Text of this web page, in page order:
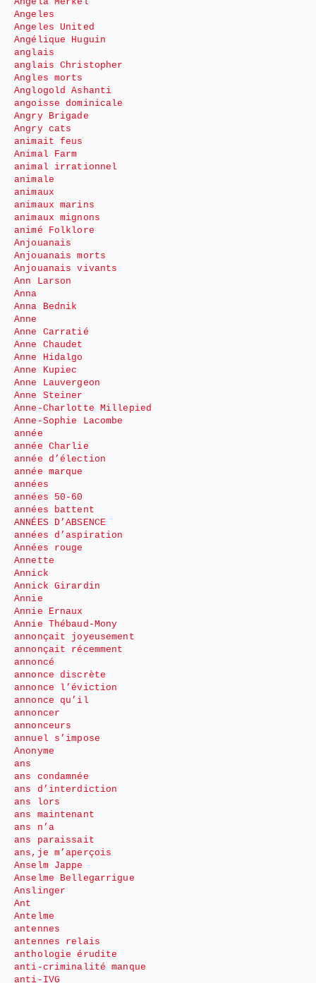
Angeles
Angeles United
Angélique Huguin
anglais
anglais Christopher
Angles morts
Anglogold Ashanti
angoisse dominicale
Angry Brigade
Angry cats
animait feus
Animal Farm
animal irrationnel
animale
animaux
animaux marins
animaux mignons
animé Folklore
Anjouanais
Anjouanais morts
Anjouanais vivants
Ann Larson
Anna
Anna Bednik
Anne
Anne Carratié
Anne Chaudet
Anne Hidalgo
Anne Kupiec
Anne Lauvergeon
Anne Steiner
Anne-Charlotte Millepied
Anne-Sophie Lacombe
année
année Charlie
année d’élection
année marque
années
années 50-60
années battent
ANNÉES D’ABSENCE
années d’aspiration
Années rouge
Annette
Annick
Annick Girardin
Annie
Annie Ernaux
Annie Thébaud-Mony
annonçait joyeusement
annonçait récemment
annoncé
annonce discrète
annonce l’éviction
annonce qu’il
annoncer
annonceurs
annuel s’impose
Anonyme
ans
ans condamnée
ans d’interdiction
ans lors
ans maintenant
ans n’a
ans paraissait
ans,je m’aperçois
Anselm Jappe
Anselme Bellegarrigue
Anslinger
Ant
Antelme
antennes
antennes relais
anthologie érudite
anti-criminalité manque
anti-IVG